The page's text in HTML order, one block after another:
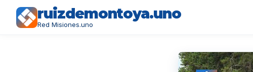
ruizdemontoya.uno
Red Misiones.uno